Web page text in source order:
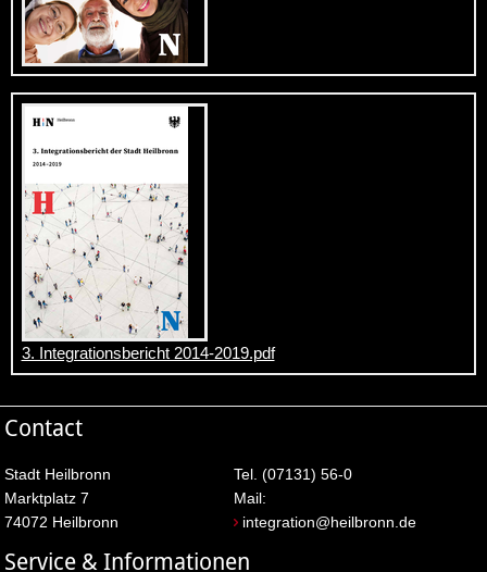
3. Integrationsbericht 2014-2019.pdf
Contact
Stadt Heilbronn
Marktplatz 7
74072 Heilbronn
Tel. (07131) 56-0
Mail:
integration@heilbronn.de
Service & Informationen